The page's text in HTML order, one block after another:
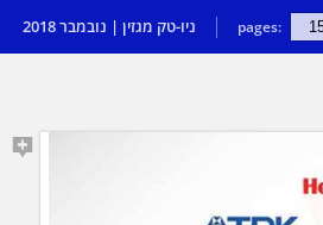
ניו-טק מגזין | נובמבר 2018 pages: